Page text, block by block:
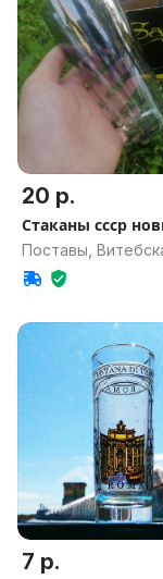
20 р.
Стаканы ссср
Поставы,
7 р.